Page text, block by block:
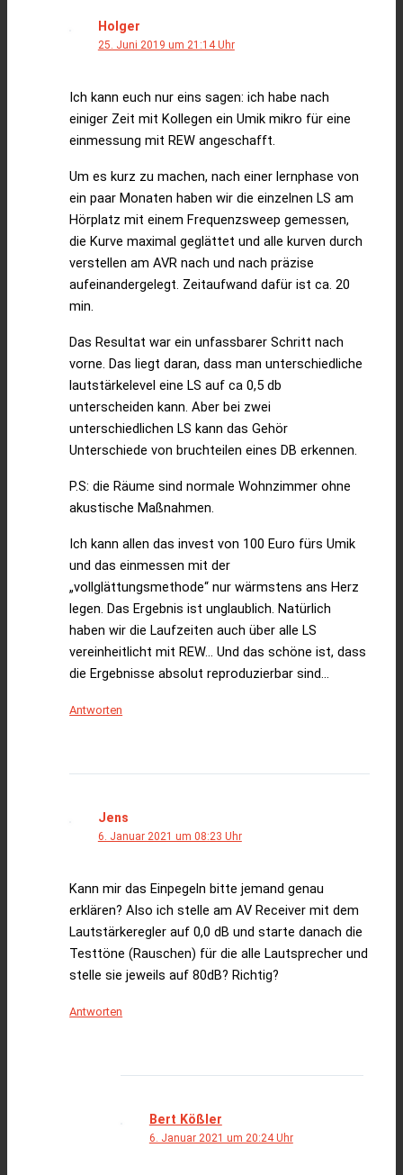
Holger
25. Juni 2019 um 21:14 Uhr
Ich kann euch nur eins sagen: ich habe nach
einiger Zeit mit Kollegen ein Umik mikro für eine
einmessung mit REW angeschafft.
Um es kurz zu machen, nach einer lernphase von
ein paar Monaten haben wir die einzelnen LS am
Hörplatz mit einem Frequenzsweep gemessen,
die Kurve maximal geglättet und alle kurven durch
verstellen am AVR nach und nach präzise
aufeinandergelegt. Zeitaufwand dafür ist ca. 20
min.
Das Resultat war ein unfassbarer Schritt nach
vorne. Das liegt daran, dass man unterschiedliche
lautstärkelevel eine LS auf ca 0,5 db
unterscheiden kann. Aber bei zwei
unterschiedlichen LS kann das Gehör
Unterschiede von bruchteilen eines DB erkennen.
P.S: die Räume sind normale Wohnzimmer ohne
akustische Maßnahmen.
Ich kann allen das invest von 100 Euro fürs Umik
und das einmessen mit der
„vollglättungsmethode“ nur wärmstens ans Herz
legen. Das Ergebnis ist unglaublich. Natürlich
haben wir die Laufzeiten auch über alle LS
vereinheitlicht mit REW… Und das schöne ist, dass
die Ergebnisse absolut reproduzierbar sind…
Antworten
Jens
6. Januar 2021 um 08:23 Uhr
Kann mir das Einpegeln bitte jemand genau
erklären? Also ich stelle am AV Receiver mit dem
Lautstärkeregler auf 0,0 dB und starte danach die
Testtöne (Rauschen) für die alle Lautsprecher und
stelle sie jeweils auf 80dB? Richtig?
Antworten
Bert Kößler
6. Januar 2021 um 20:24 Uhr